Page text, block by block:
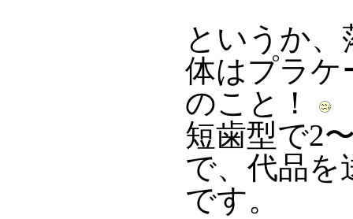
というか
体はプラケ
のこと！
短歯型で2
で、代品を
です。